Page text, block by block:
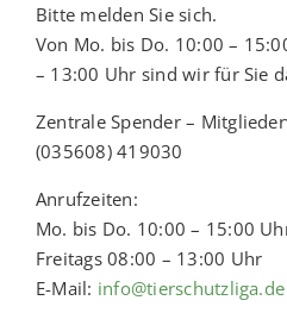
Bitte melden Sie sich.
Von Mo. bis Do. 10:00 –
– 13:00 Uhr sind wir für Sie
Zentrale Spender –
(035608) 419030
Anrufzeiten:
Mo. bis Do. 10:00 – 15:00
Freitags 08:00 – 13:00 Uhr
E-Mail: info@tierschutzliga.de